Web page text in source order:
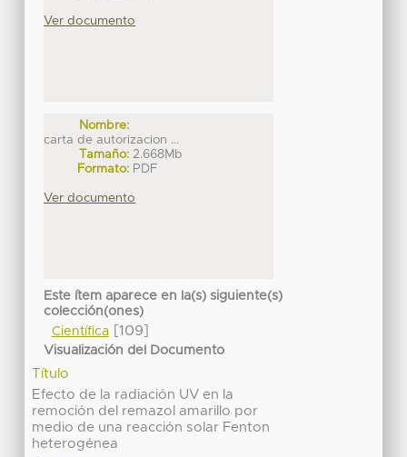
Ver documento
Nombre:
carta de autorizacion ...
Tamaño: 2.668Mb
Formato: PDF
Ver documento
Este ítem aparece en la(s) siguiente(s)
colección(ones)
Científica[109]
Visualización del Documento
Título
Efecto de la radiación UV en la
remoción del remazol amarillo por
medio de una reacción solar Fenton
heterogénea